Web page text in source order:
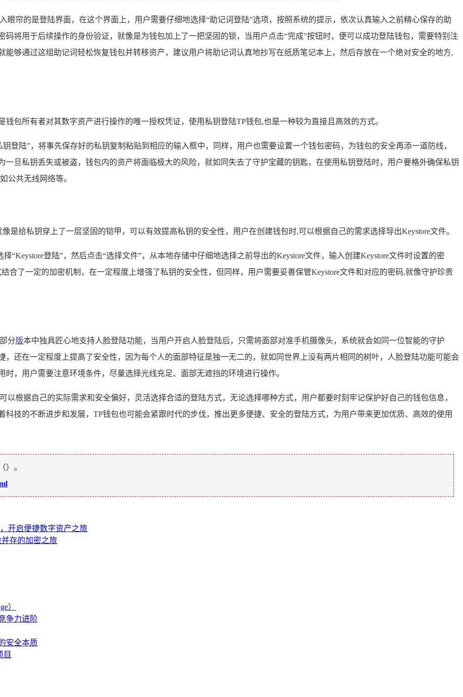
眼帘的是登陆界面，在这个界面上，用户需要仔细地选择“助记词登陆”选项，按照系统的提示，依次认真输入之前精心保存的助
将用于后续操作的身份验证，就像是为钱包加上了一把坚固的锁，当用户点击“完成”按钮时，便可以成功登陆钱包，需要特别注
够通过这组助记词轻松恢复钱包并转移资产，建议用户将助记词认真地抄写在纸质笔记本上，然后存放在一个绝对安全的地方,
包所有者对其数字资产进行操作的唯一授权凭证，使用私钥登陆TP钱包,也是一种较为直接且高效的方式。
登陆”，将事先保存好的私钥复制粘贴到相应的输入框中，同样，用户也需要设置一个钱包密码，为钱包的安全再添一道防线，
旦私钥丢失或被盗，钱包内的资产将面临极大的风险，就如同失去了守护宝藏的钥匙，在使用私钥登陆时，用户要格外确保私钥
公共无线网络等。
是给私钥穿上了一层坚固的铠甲，可以有效提高私钥的安全性，用户在创建钱包时,可以根据自己的需求选择导出Keystore文件。
“Keystore登陆”，然后点击“选择文件”，从本地存储中仔细地选择之前导出的Keystore文件，输入创建Keystore文件时设置的密
合了一定的加密机制，在一定程度上增强了私钥的安全性，但同样，用户需要妥善保管Keystore文件和对应的密码,就像守护珍贵
分版本中独具匠心地支持人脸登陆功能，当用户开启人脸登陆后，只需将面部对准手机摄像头，系统就会如同一位智能的守护
还在一定程度上提高了安全性，因为每个人的面部特征是独一无二的，就如同世界上没有两片相同的树叶，人脸登陆功能可能会
，用户需要注意环境条件，尽量选择光线充足、面部无遮挡的环境进行操作。
以根据自己的实际需求和安全偏好，灵活选择合适的登陆方式，无论选择哪种方式，用户都要时刻牢记保护好自己的钱包信息，
技的不断进步和发展，TP钱包也可能会紧跟时代的步伐，推出更多便捷、安全的登陆方式，为用户带来更加优质、高效的使用
）。
开启便捷数字资产之旅
存的加密之旅
）
争力进阶
安全本质
目